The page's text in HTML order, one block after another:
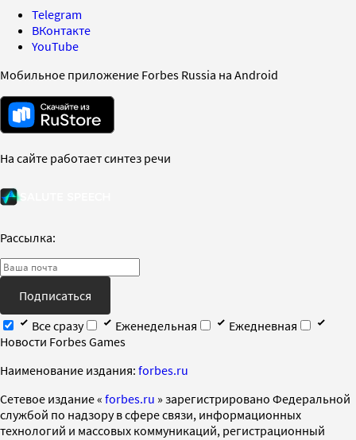
Telegram
ВКонтакте
YouTube
Мобильное приложение Forbes Russia на Android
На сайте работает синтез речи
Рассылка:
Подписаться
Все сразу
Еженедельная
Ежедневная
Новости Forbes Games
Наименование издания: forbes.ru
Cетевое издание « forbes.ru » зарегистрировано Федеральной
службой по надзору в сфере связи, информационных
технологий и массовых коммуникаций, регистрационный